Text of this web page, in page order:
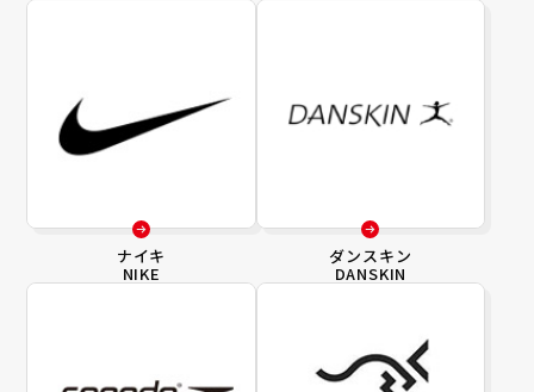
ナイキ
NIKE
ダンスキン
DANSKIN